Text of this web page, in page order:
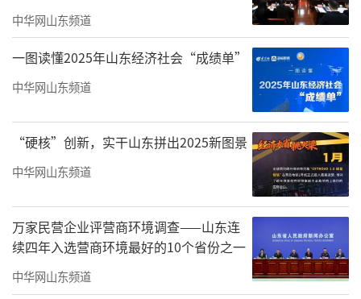
珠海市文学艺术界联合会党组成员、副主席吴洪宣读相关单位批复
中华网山东频道
一图读懂2025年山东经济社会“成绩单”
中华网山东频道
“硬核”创新，实干山东拼出2025新图景
中华网山东频道
万家民营企业评营商环境调查——山东连
续四年入选营商环境最好的10个省份之一
中华网山东频道